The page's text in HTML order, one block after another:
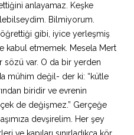
anlayamaz. Keşke
Bilmiyorum.
gibi, iyice yerleşmiş
kabul etmemek. Mesela Mert
sözü var. O da bir yerden
da mühim değil- der ki: “kütle
biridir ve evrenin
de değişmez.” Gerçeğe
devşirelim. Her şey